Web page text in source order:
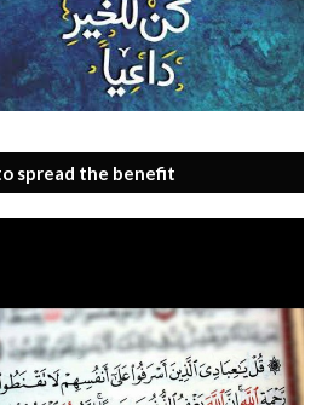
spread the benefit